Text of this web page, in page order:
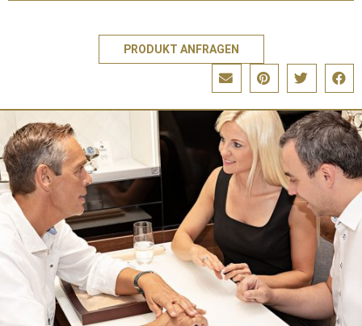
PRODUKT ANFRAGEN